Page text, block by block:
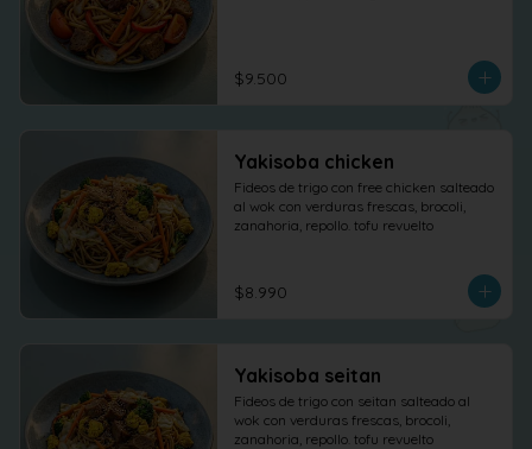
$9.500
Yakisoba chicken
Fideos de trigo con free chicken salteado
al wok con verduras frescas, brocoli,
zanahoria, repollo. tofu revuelto
$8.990
Yakisoba seitan
Fideos de trigo con seitan salteado al
wok con verduras frescas, brocoli,
zanahoria, repollo. tofu revuelto